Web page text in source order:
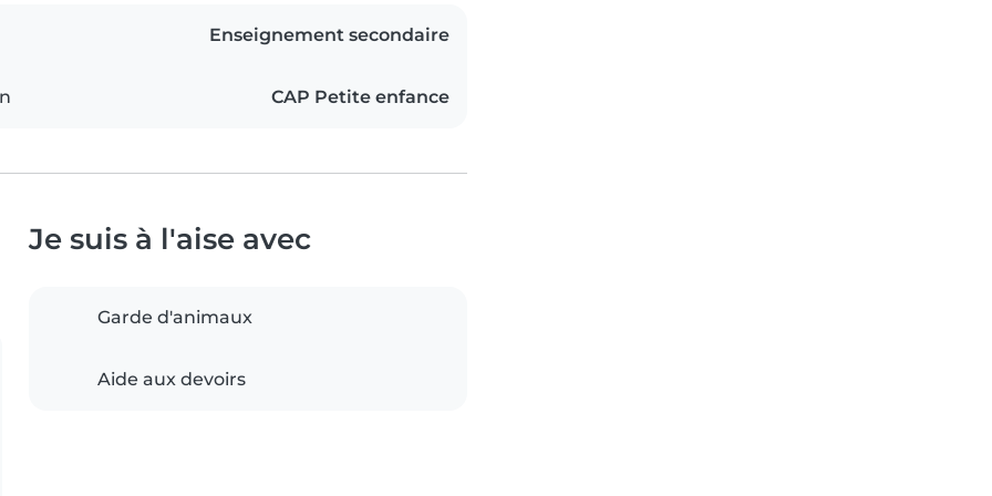
Enseignement secondaire
CAP Petite enfance
Je suis à l'aise avec
Garde d'animaux
Aide aux devoirs